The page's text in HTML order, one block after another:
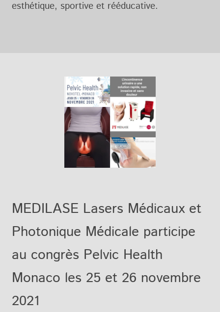
esthétique, sportive et rééducative.
MEDILASE Lasers Médicaux et
Photonique Médicale participe
au congrès Pelvic Health
Monaco les 25 et 26 novembre
2021